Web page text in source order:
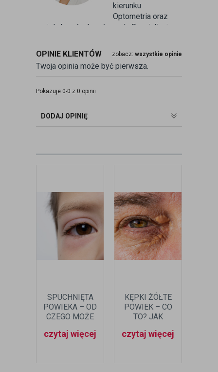
kierunku
Optometria oraz
wielu kursów branżowych. Specjalizuje
kontaktologii, czyli dobieraniu
soczewek kontaktowych miękkich. Od
ponad 10 lat pracuje w branży
optometrysta pracujący w gabinecie.
badania wad refrakcji, dobierając
OPINIE KLIENTÓW zobacz: wszystkie opinie
Twoja opinia może być pierwsza.
Pokazuje 0-0 z 0 opinii
DODAJ OPINIĘ
SPUCHNIĘTA
POWIEKA – OD
CZEGO MOŻE
czytaj więcej
KĘPKI ŻÓŁTE
POWIEK – CO
TO? JAK
czytaj więcej